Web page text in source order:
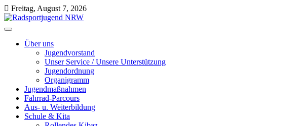
Skip
to
content
Freitag, August 7, 2026
Über uns
Jugendvorstand
Unser Service / Unsere Unterstützung
Jugendordnung
Organigramm
Jugendmaßnahmen
Fahrrad-Parcours
Aus- u. Weiterbildung
Schule & Kita